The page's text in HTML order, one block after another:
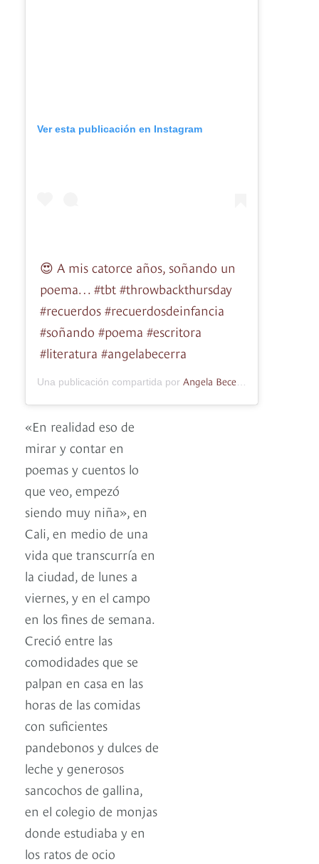
Ver esta publicación en Instagram
😍 A mis catorce años, soñando un
poema… #tbt #throwbackthursday
#recuerdos #recuerdosdeinfancia
#soñando #poema #escritora
#literatura #angelabecerra
Una publicación compartida por Angela Becerra
«En realidad eso de
mirar y contar en
poemas y cuentos lo
que veo, empezó
siendo muy niña», en
Cali, en medio de una
vida que transcurría en
la ciudad, de lunes a
viernes, y en el campo
en los fines de semana.
Creció entre las
comodidades que se
palpan en casa en las
horas de las comidas
con suficientes
pandebonos y dulces de
leche y generosos
sancochos de gallina,
en el colegio de monjas
donde estudiaba y en
los ratos de ocio